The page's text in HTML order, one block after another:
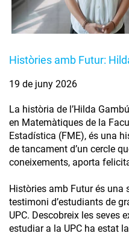
Històries amb Futur:
19 de juny 2026
La història de l’Hilda
en Matemàtiques de la
Estadística (FME), és una
de tancament d’un cercle
coneixements, aporta
Històries amb Futur és una
testimoni d’estudiants de
UPC. Descobreix les seves
estudiar a la UPC ha estat